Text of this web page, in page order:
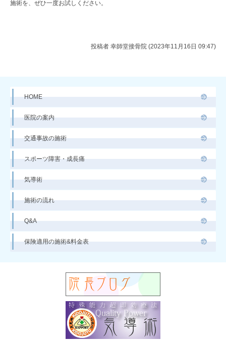
施術を、ぜひ一度お試しください。
投稿者 幸師堂接骨院 (2023年11月16日 09:47)
HOME
医院の案内
交通事故の施術
スポーツ障害・成長痛
気導術
施術の流れ
Q&A
保険適用の施術&料金表